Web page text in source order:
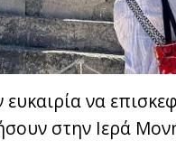
να
στην Ιερά